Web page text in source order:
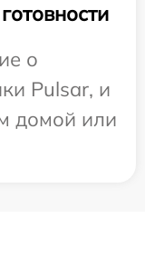
о
Pulsar, и
домой или